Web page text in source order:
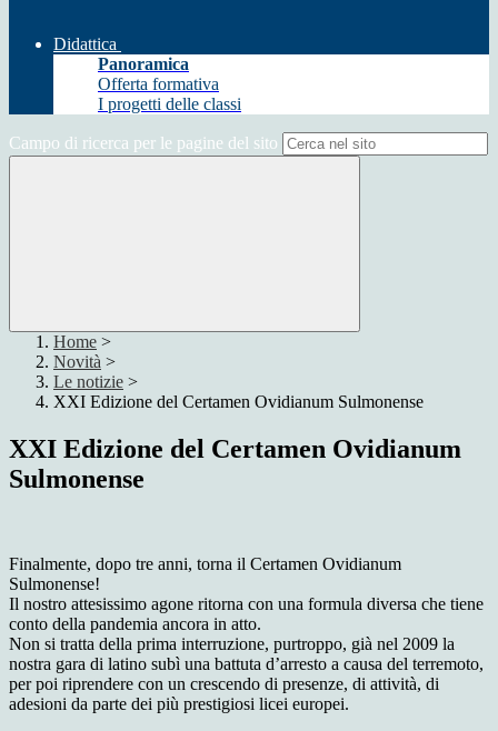
Didattica
Panoramica
Offerta formativa
I progetti delle classi
Campo di ricerca per le pagine del sito
Home >
Novità >
Le notizie >
XXI Edizione del Certamen Ovidianum Sulmonense
XXI Edizione del Certamen Ovidianum
Sulmonense
Finalmente, dopo tre anni, torna il Certamen Ovidianum
Sulmonense!
Il nostro attesissimo agone ritorna con una formula diversa che tiene
conto della pandemia ancora in atto.
Non si tratta della prima interruzione, purtroppo, già nel 2009 la
nostra gara di latino subì una battuta d’arresto a causa del terremoto,
per poi riprendere con un crescendo di presenze, di attività, di
adesioni da parte dei più prestigiosi licei europei.